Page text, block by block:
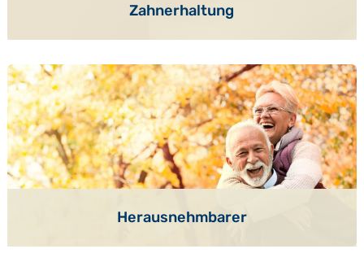
Zahnerhaltung
Herausnehmbarer